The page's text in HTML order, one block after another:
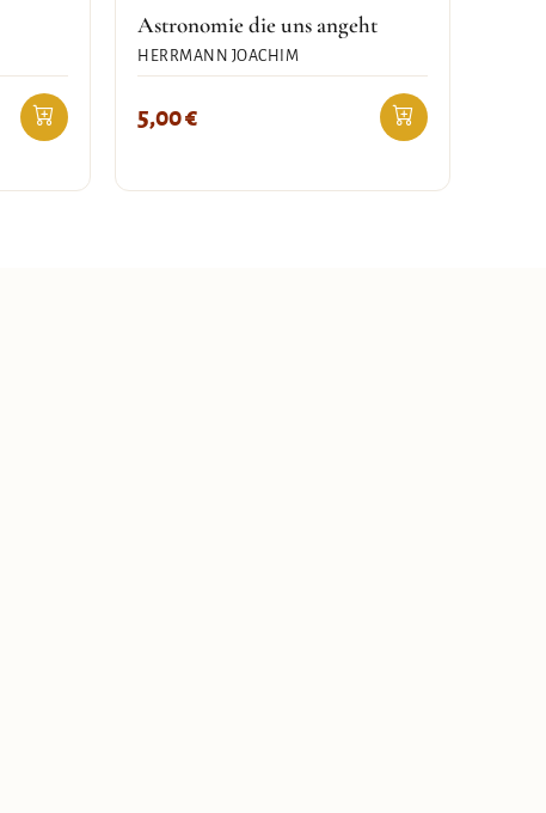
Astronomie die uns angeht
HERRMANN JOACHIM
5,00€